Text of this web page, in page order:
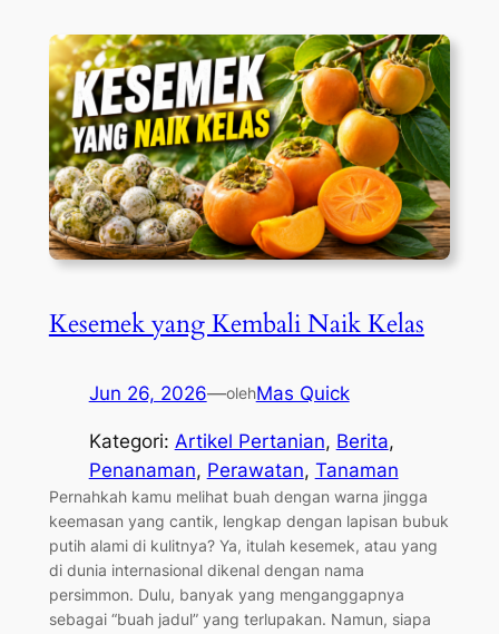
Kesemek yang Kembali Naik Kelas
Jun 26, 2026—olehMas Quick
Kategori: Artikel Pertanian, Berita
Penanaman, Perawatan, Tanaman
Pernahkah kamu melihat buah dengan warna jingga
keemasan yang cantik, lengkap dengan lapisan bubuk
putih alami di kulitnya? Ya, itulah kesemek, atau yang
di dunia internasional dikenal dengan nama
persimmon. Dulu, banyak yang menganggapnya
sebagai “buah jadul” yang terlupakan. Namun, siapa